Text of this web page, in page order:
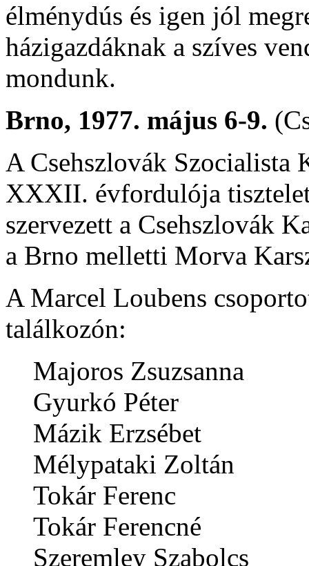
élménydús és igen jól
házigazdáknak a szíves
mondunk.
Brno, 1977. május 6-9.
A Csehszlovák Szocialista
XXXII. évfordulója
szervezett a Csehszlovák
a Brno melletti Morva
A Marcel Loubens
találkozón:
Majoros Zsuzsanna
Gyurkó Péter
Mázik Erzsébet
Mélypataki Zoltán
Tokár Ferenc
Tokár Ferencné
Szeremley Szabolcs